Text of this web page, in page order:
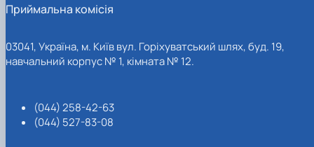
Приймальна комісія
03041, Україна, м. Київ вул. Горіхуватський шлях, буд. 19,
навчальний корпус № 1, кімната № 12.
(044) 258-42-63
(044) 527-83-08